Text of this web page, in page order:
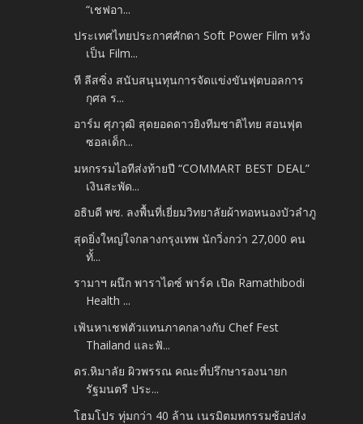
“เชฟอา...
ประเทศไทยประกาศศักดา Soft Power Film หวัง
เป็น Film...
ที ลีสซิ่ง สนับสนุนทุนการจัดแข่งขันฟุตบอลการ
กุศล ร...
อาร์ม ศุภวุฒิ สุดยอดดาวยิงทีมชาติไทย สอนฟุต
ซอลเด็ก...
มหกรรมไอทีส่งท้ายปี “COMMART BEST DEAL”
เงินสะพัด...
อธิบดี พช. ลงพื้นที่เยี่ยมวิทยาลัยผ้าทอหนองบัวลำภู
สุดยิ่งใหญ่ใจกลางกรุงเทพ นักวิ่งกว่า 27,000 คน
ทั้...
รามาฯ ผนึก พาราไดซ์ พาร์ค เปิด Ramathibodi
Health ...
เฟ้นหาเชฟตัวแทนภาคกลางกับ Chef Fest
Thailand และฟั...
ดร.หิมาลัย ผิวพรรณ คณะที่ปรึกษารองนายก
รัฐมนตรี ประ...
โฮมโปร ทุ่มกว่า 40 ล้าน เนรมิตมหกรรมช้อปส่ง